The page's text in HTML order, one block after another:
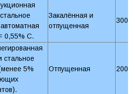
0,55% C.
Закалённая и
отпущенная
300
стальное
5%
Отпущенная 200